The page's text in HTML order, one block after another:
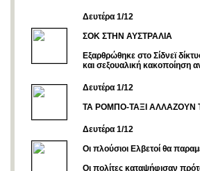
Δευτέρα 1/12
ΣΟΚ ΣΤΗΝ ΑΥΣΤΡΑΛΙΑ
Εξαρθρώθηκε στο Σίδνεϊ
και σεξουαλική κακοποίηση
Δευτέρα 1/12
ΤΑ ΡΟΜΠΟ-ΤΑΞΙ ΑΛΛΑΖΟΥΝ
Δευτέρα 1/12
Οι πλούσιοι Ελβετοί θα
Οι πολίτες καταψήφισαν